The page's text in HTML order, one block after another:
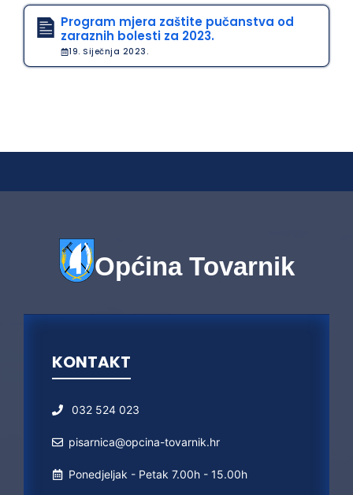
Program mjera zaštite pučanstva od
zaraznih bolesti za 2023.
19. Siječnja 2023.
Općina Tovarnik
KONTAKT
032 524 023
pisarnica@opcina-tovarnik.hr
Ponedjeljak - Petak 7.00h - 15.00h